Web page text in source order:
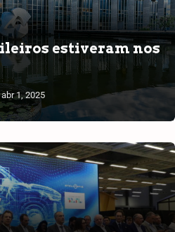
estiveram nos
abr 1, 2025